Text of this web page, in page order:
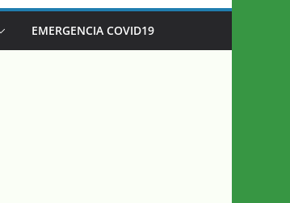
EMERGENCIA COVID19